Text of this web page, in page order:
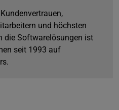
und höchsten
die Softwarelösungen ist
seit 1993 auf